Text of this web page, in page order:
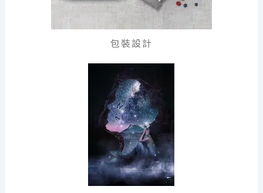
包裝設計